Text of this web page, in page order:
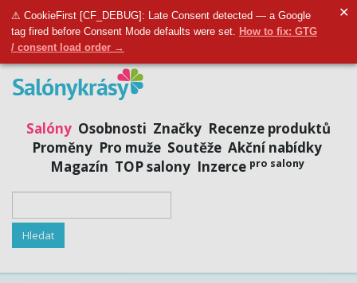
⚠ CookieFirst [CF_DEBUG]: Late Consent detected — a Google
tag fired before Consent Mode defaults were set. How to fix: GTG
/ consent load order →
✕
Přidat salon | Přihlásit se | Registrovat se
Salóny Osobnosti Značky Recenze produktů
Proměny Pro muže Soutěže Akční nabídky
Magazín TOP salony Inzerce pro salony